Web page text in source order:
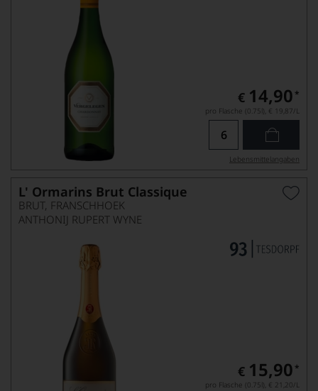
€ 14,90 *
pro Flasche (0.75l), € 19,87/L
Lebensmittel­angaben
L' Ormarins Brut Classique
BRUT, FRANSCHHOEK
ANTHONIJ RUPERT WYNE
€ 15,90 *
pro Flasche (0.75l), € 21,20/L